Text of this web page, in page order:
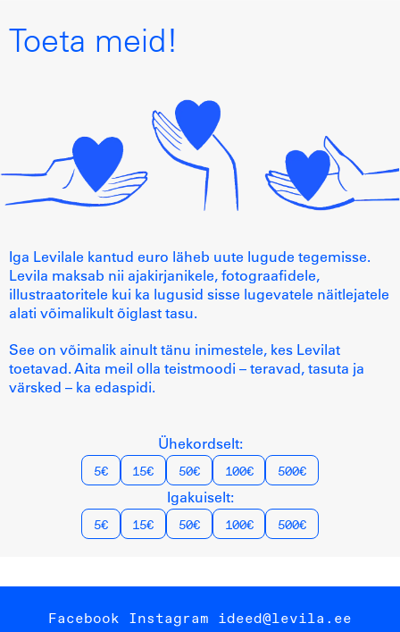
Toeta meid!
Iga Levilale kantud euro läheb uute lugude tegemisse.
Levila maksab nii ajakirjanikele, fotograafidele,
illustraatoritele kui ka lugusid sisse lugevatele näitlejatele
alati võimalikult õiglast tasu.
See on võimalik ainult tänu inimestele, kes Levilat
toetavad. Aita meil olla teistmoodi – teravad, tasuta ja
värsked – ka edaspidi.
Ühekordselt:
5€ 15€ 50€ 100€ 500€
Igakuiselt:
5€ 15€ 50€ 100€ 500€
Facebook Instagram ideed@levila.ee